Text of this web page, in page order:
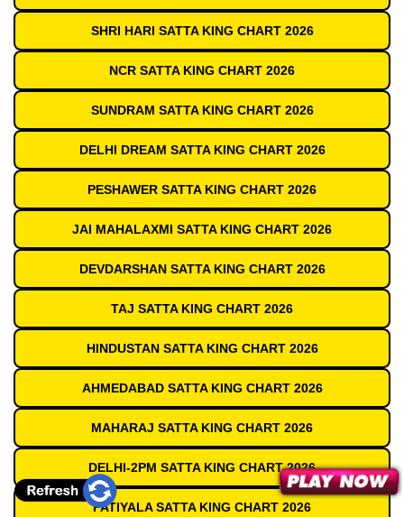
SHRI HARI SATTA KING CHART 2026
NCR SATTA KING CHART 2026
SUNDRAM SATTA KING CHART 2026
DELHI DREAM SATTA KING CHART 2026
PESHAWER SATTA KING CHART 2026
JAI MAHALAXMI SATTA KING CHART 2026
DEVDARSHAN SATTA KING CHART 2026
TAJ SATTA KING CHART 2026
HINDUSTAN SATTA KING CHART 2026
AHMEDABAD SATTA KING CHART 2026
MAHARAJ SATTA KING CHART 2026
DELHI-2PM SATTA KING CHART 2026
PATIYALA SATTA KING CHART 2026